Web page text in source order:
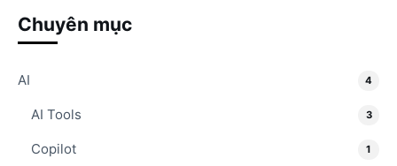
Chuyên mục
AI 4
AI Tools 3
Copilot 1